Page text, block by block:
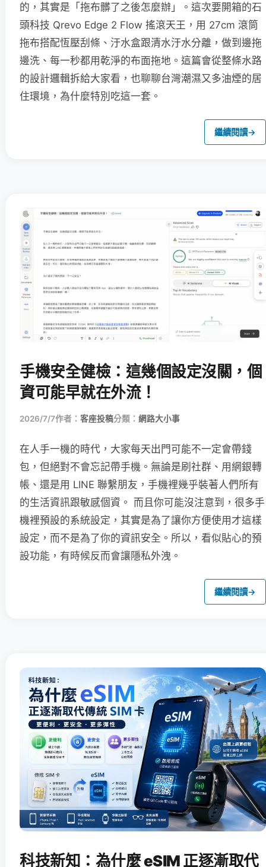
的，其實是「拖布髒了之後怎麼辦」。這次要開箱的石
頭科技 Qrevo Edge 2 Flow 搖滾天王，用 27cm 滾筒
拖布搭配恆壓刮條、汙水盒跟清水汙水分離，做到邊拖
邊洗、每一秒都用乾淨的布面拖地。這篇會從整條水路
的設計邏輯拆給大家看，也聊聊台灣潮濕又多油煙的居
住環境，為什麼特別吃這一套。
繼續閱讀→
手機安全健檢：這幾個設定沒關，個
資可能早就在外流！
2026/7/7作者： 客座投稿分類： 網路大小事
在人手一機的時代，大家每天出門可能不一定會帶錢
包，但絕對不會忘記帶手機。無論是刷社群、用網銀轉
帳、還是用 LINE 聯繫朋友，手機裡幾乎裝著人們所有
的生活資訊跟敏感個資。 而且你可能沒注意到，很多手
機裡預設的系統設定，其實是為了讓你方便使用才這樣
設定，而不是為了你的資訊安全。所以，看似貼心的預
設功能，有時候反而會讓隱私外洩。
繼續閱讀→
科技新知：為什麼 eSIM 正逐漸取代